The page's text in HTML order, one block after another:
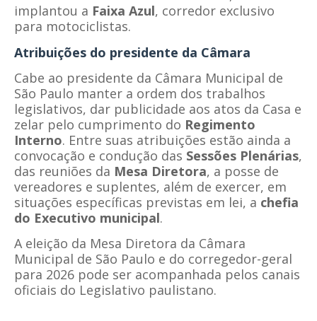
implantou a Faixa Azul, corredor exclusivo
para motociclistas.
Atribuições do presidente da Câmara
Cabe ao presidente da Câmara Municipal de
São Paulo manter a ordem dos trabalhos
legislativos, dar publicidade aos atos da Casa e
zelar pelo cumprimento do Regimento
Interno. Entre suas atribuições estão ainda a
convocação e condução das Sessões Plenárias,
das reuniões da Mesa Diretora, a posse de
vereadores e suplentes, além de exercer, em
situações específicas previstas em lei, a chefia
do Executivo municipal.
A eleição da Mesa Diretora da Câmara
Municipal de São Paulo e do corregedor-geral
para 2026 pode ser acompanhada pelos canais
oficiais do Legislativo paulistano.